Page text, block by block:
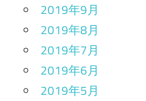
2019年9月
2019年8月
2019年7月
2019年6月
2019年5月